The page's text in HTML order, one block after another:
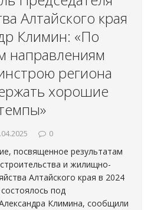
Алтайского края
Климин: «По
направлениям
региона
хорошие
0
посвященное результатам
и жилищно-
Алтайского края в 2024
под
Климина, сообщили